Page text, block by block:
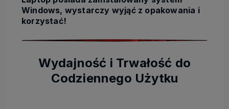
Windows, wystarczy wyjąć z opakowania i
korzystać!
Wydajność i Trwałość do
Codziennego Użytku